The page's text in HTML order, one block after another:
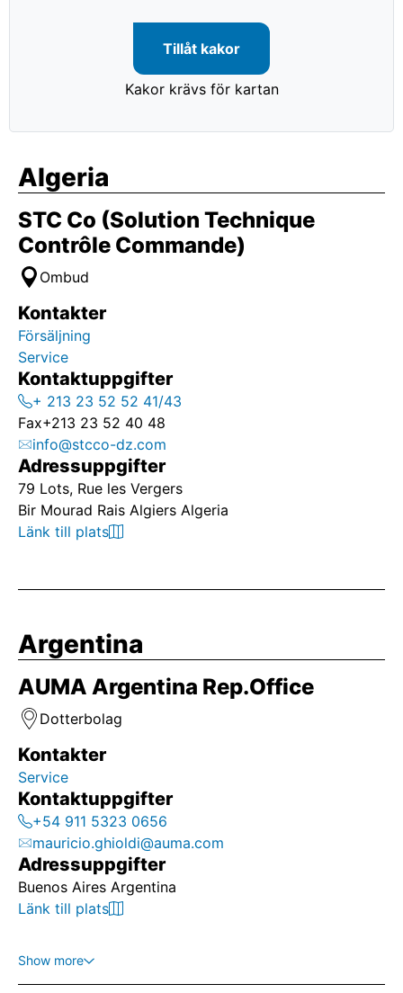
Tillåt kakor
Kakor krävs för kartan
Algeria
STC Co (Solution Technique
Contrôle Commande)
Ombud
Kontakter
Försäljning
Service
Kontaktuppgifter
+ 213 23 52 52 41/43
Fax+213 23 52 40 48
info@stcco-dz.com
Adressuppgifter
79 Lots, Rue les Vergers
Bir Mourad Rais Algiers Algeria
Länk till plats
Argentina
AUMA Argentina Rep.Office
Dotterbolag
Kontakter
Service
Kontaktuppgifter
+54 911 5323 0656
mauricio.ghioldi@auma.com
Adressuppgifter
Buenos Aires Argentina
Länk till plats
Show more